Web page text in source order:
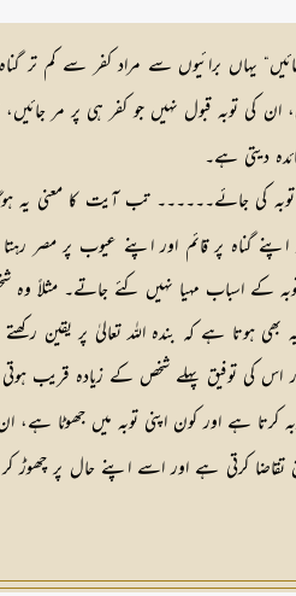
یہاں برائیوں سے مراد کفر سے کم تر
قبول نہیں جو کفر ہی پر مر
دیتی ہے۔
کی جائے۔۔۔۔۔۔ تب آیت کا معنی یہ
گناہ پر قائم اور اپنے عیوب پر
مہیا نہیں کئے جاتے۔ مثلاً وہ شخص
ہوتا ہے کہ بندہ اللہ تعالیٰ پر یقین
اور اس کی توفیق پہلے شخص کے زیادہ
کرتا ہے اور کون اپنی توبہ میں جھوٹا
کرتی ہے اور اسے اپنے حال پر چھوڑ